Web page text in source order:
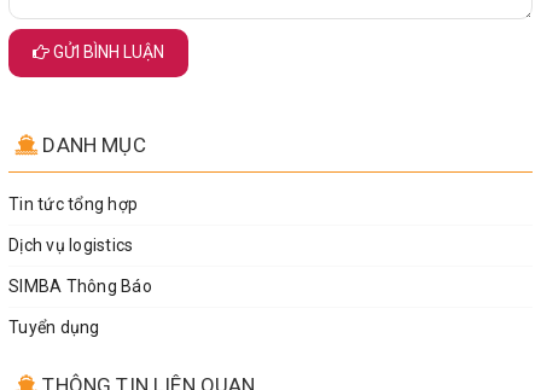
GỬI BÌNH LUẬN
DANH MỤC
Tin tức tổng hợp
Dịch vụ logistics
SIMBA Thông Báo
Tuyển dụng
THÔNG TIN LIÊN QUAN